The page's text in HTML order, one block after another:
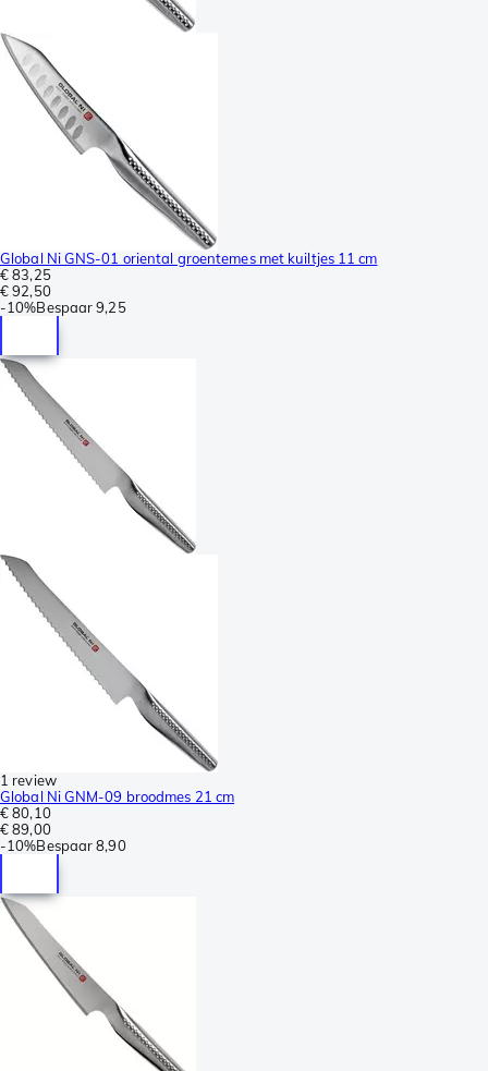
Global Ni GNS-01 oriental groentemes met kuiltjes 11 cm
€ 83,25
€ 92,50
-10%Bespaar 9,25
1 review
Global Ni GNM-09 broodmes 21 cm
€ 80,10
€ 89,00
-10%Bespaar 8,90